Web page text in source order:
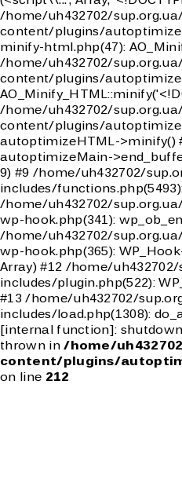
/home/uh432702/
content/plugins/
minify-html.php(47):
/home/uh432702/
content/plugins/
/home/uh432702/
content/plugins/
autoptimizeHTML->minify()
autoptimizeMain-
9) #9 /home/uh432702/
includes/
/home/uh432702/
wp-hook.php(341):
/home/uh432702/
wp-hook.php(365):
Array) #12 /home/
includes/plugin.php(522):
#13 /home/uh432702/
includes/load.php(1308):
[internal function]:
thrown in/home/
content/plugins/
on line 212